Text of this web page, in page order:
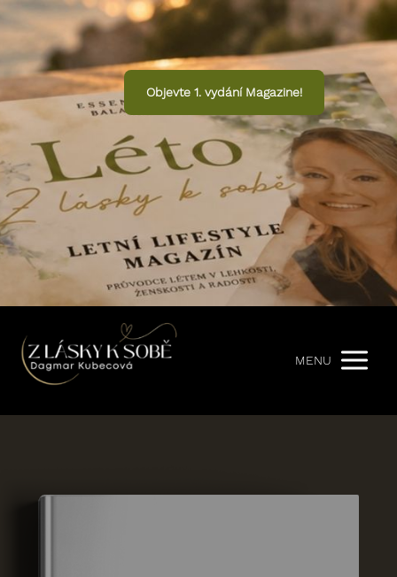
Objevte 1. vydání Magazine!
MENU